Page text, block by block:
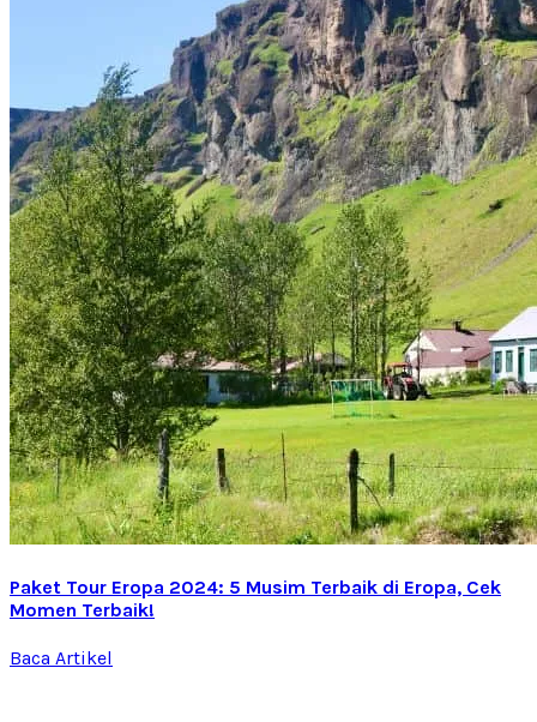
Paket Tour Eropa 2024: 5 Musim Terbaik di Eropa, Cek
Momen Terbaik!
Baca Artikel